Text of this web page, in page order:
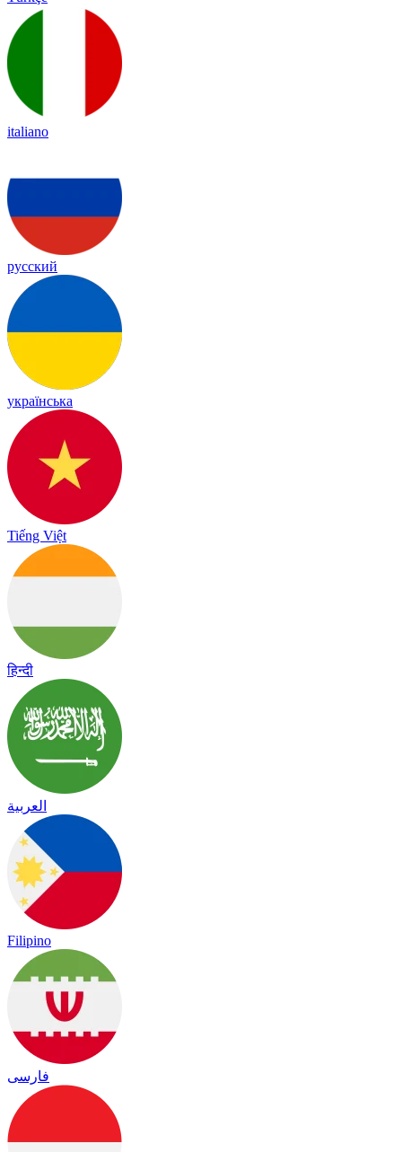
italiano
русский
українська
Tiếng Việt
हिन्दी
العربية
Filipino
فارسی